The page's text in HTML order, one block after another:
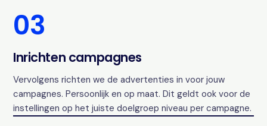
03
Inrichten campagnes
Vervolgens richten we de advertenties in voor jouw
campagnes. Persoonlijk en op maat. Dit geldt ook voor de
instellingen op het juiste doelgroep niveau per campagne.